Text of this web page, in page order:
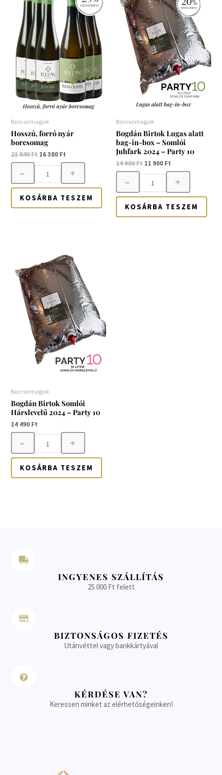
Borcsomagok
Hosszú, forró nyár
borcsomag
21 840Ft
840 Ft.
16 380 Ft
380 Ft.
borcsomag
mennyiség
– +
KOSÁRBA TESZEM
Borcsomagok
Bogdán Birtok Lugas alatt
bag-in-box – Somlói
Juhfark 2024 – Party 10
14 900Ft
900 Ft.
11 900 Ft
900 Ft.
alatt
bag-
Party
10
mennyiség
– +
KOSÁRBA TESZEM
Borcsomagok
Bogdán Birtok Somlói
Hárslevelű 2024 – Party 10
14 490 Ft
Somlói
Hárslevelű
2024
mennyiség
– +
KOSÁRBA TESZEM
INGYENES SZÁLLÍTÁS
25 000 Ft felett
BIZTONSÁGOS FIZETÉS
Utánvéttel vagy bankkártyával
KÉRDÉSE VAN?
Keressen minket az elérhetőségeinken!